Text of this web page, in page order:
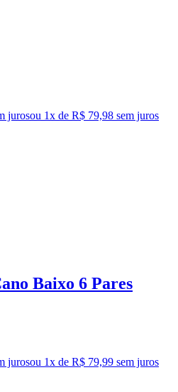
jurosou 1x de R$ 79,98 sem juros
Baixo 6 Pares
jurosou 1x de R$ 79,99 sem juros